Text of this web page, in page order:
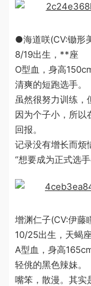
●海道咲(CV:锄形
8/19出生，**座
O型血，身高
清爽的短跑选手。
虽然很努力训练，
因为个子小，所以
回报。
记录没有增长而烦
“想要成为正式选
增渊仁子(CV:伊藤
10/25出生，天蝎座
A型血，身高
轻佻的黑色辣妹。
嘴笨，散漫。其实